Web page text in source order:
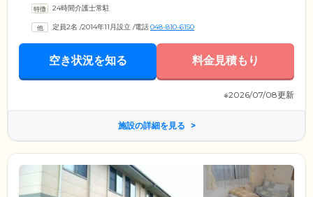
す。みなさまの生活拠点となるお部屋は、プライバシーに配慮した、個
るため、寒い季節も快適にお過ごしいただくことが可能です。浴室は、
介護を受ける方の安全と快適性を最優先として、二方向からの介助が可
24時間介護士常駐
定員2名 /2014年11月設立 /電話048-810-6150
空き状況を知る 料金見積もり
※2026/07/08更新
施設の詳細を見る